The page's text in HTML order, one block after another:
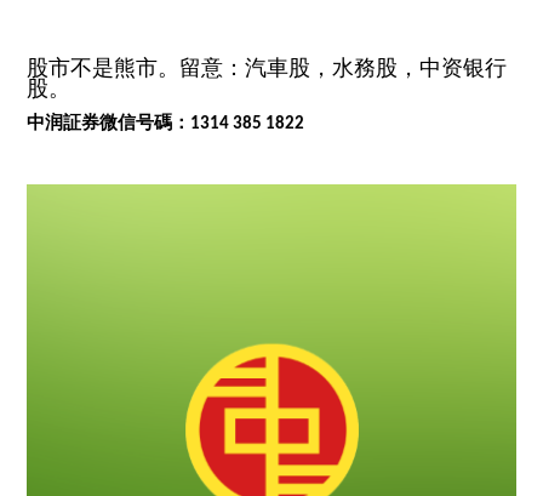
股市不是熊市。留意：汽車股，水務股，中资银行
股。
中润証券微信号碼： 1314 385 1822